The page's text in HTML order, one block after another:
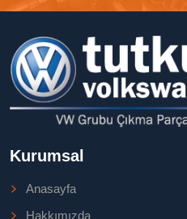
Kurumsal
Anasayfa
Hakkımızda